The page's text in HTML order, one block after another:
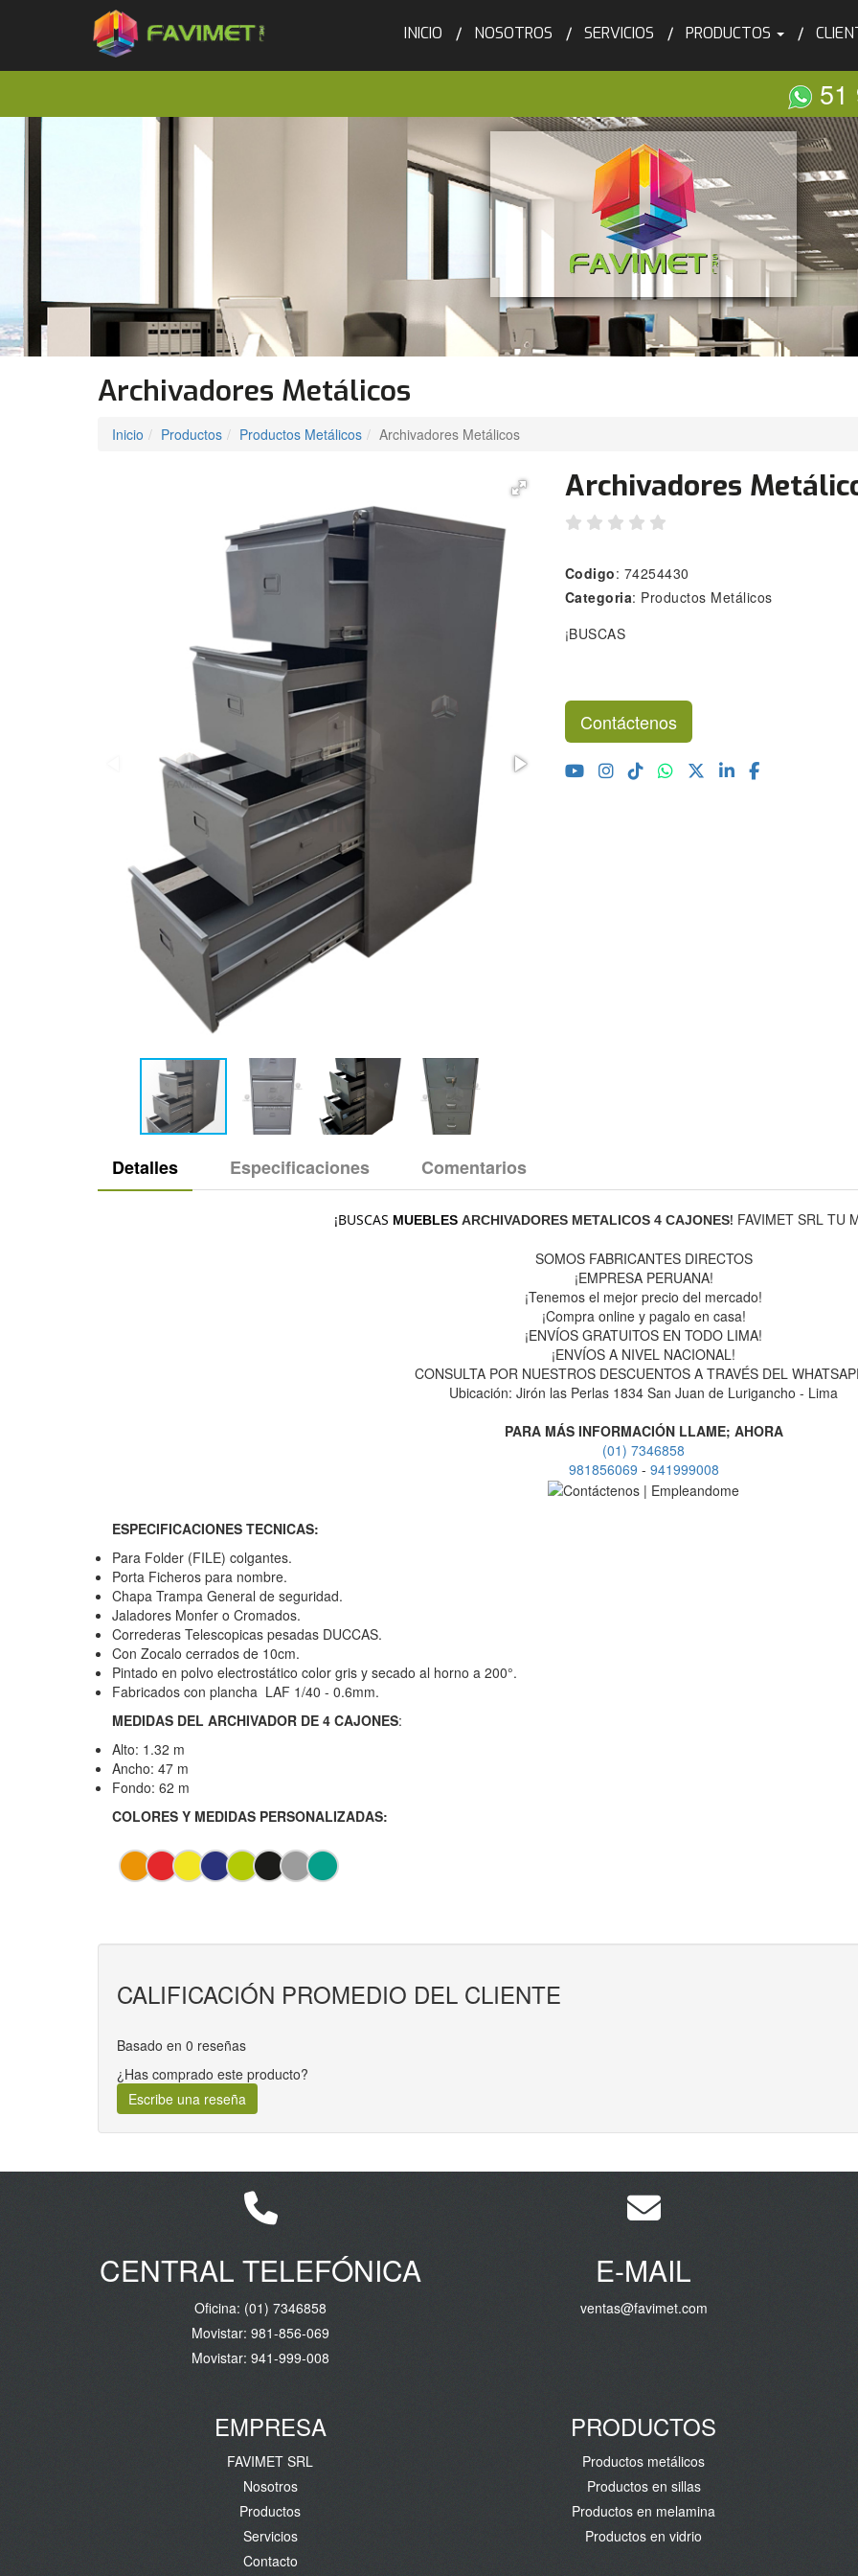
INICIO NOSOTROS SERVICIOS PRODUCTOS
51
Archivadores Metálicos
Inicio Productos Productos Metálicos Archivadores Metálicos
Archivadores
Codigo: 74254430
Categoria: Productos Metálicos
¡BUSCAS
Contáctenos
Detalles Especificaciones Comentarios
¡BUSCAS MUEBLES ARCHIVADORES METALICOS 4 CAJONES! FAVIMET SRL TU
SOMOS FABRICANTES DIRECTOS
¡EMPRESA PERUANA!
¡Tenemos el mejor precio del mercado!
¡Compra online y pagalo en casa!
¡ENVÍOS GRATUITOS EN TODO LIMA!
¡ENVÍOS A NIVEL NACIONAL!
CONSULTA POR NUESTROS DESCUENTOS A TRAVÉS DEL
Ubicación: Jirón las Perlas 1834 San Juan de Lurigancho - Lima
PARA MÁS INFORMACIÓN LLAME; AHORA
(01) 7346858
981856069 - 941999008
ESPECIFICACIONES TECNICAS:
Para Folder (FILE) colgantes.
Porta Ficheros para nombre.
Chapa Trampa General de seguridad.
Jaladores Monfer o Cromados.
Correderas Telescopicas pesadas DUCCAS.
Con Zocalo cerrados de 10cm.
Pintado en polvo electrostático color gris y secado al horno a 200°.
Fabricados con plancha LAF 1/40 - 0.6mm.
MEDIDAS DEL ARCHIVADOR DE 4 CAJONES:
Alto: 1.32 m
Ancho: 47 m
Fondo: 62 m
COLORES Y MEDIDAS PERSONALIZADAS:
CALIFICACIÓN PROMEDIO DEL CLIENTE
Basado en 0 reseñas
¿Has comprado este producto?
Escribe una reseña
CENTRAL TELEFÓNICA
Oficina: (01) 7346858
Movistar: 981-856-069
Movistar: 941-999-008
E-MAIL
ventas@favimet.com
EMPRESA
FAVIMET SRL
Nosotros
Productos
Servicios
Contacto
PRODUCTOS
Productos metálicos
Productos en sillas
Productos en melamina
Productos en vidrio